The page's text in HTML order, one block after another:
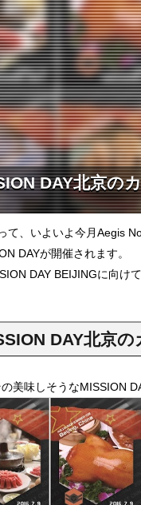
DAY北京の
て、いよいよ今月Aegis
DAYが開催されます。
DAY BEIJINGに向け
DAY北京
美味しそうなMISSION